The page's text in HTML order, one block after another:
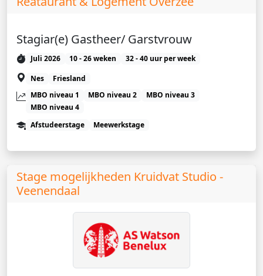
Stagiar(e) Gastheer/ Garstvrouw
Juli 2026 10 - 26 weken
32 - 40 uur per week
Nes
Friesland
MBO niveau 1
MBO niveau 2
MBO niveau 3
MBO niveau 4
Afstudeerstage
Meewerkstage
Stage mogelijkheden Kruidvat Studio -
Veenendaal